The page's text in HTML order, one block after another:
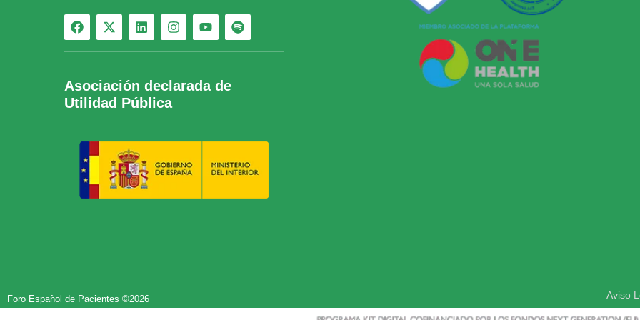
Asociación declarada de
Utilidad Pública
Foro Español de Pacientes ©2026 Aviso